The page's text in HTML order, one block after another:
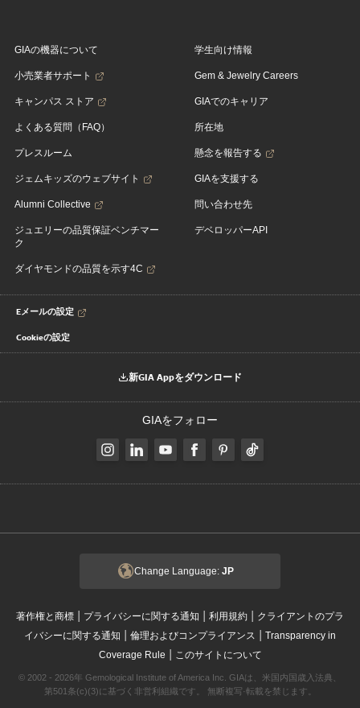
GIAの機器について
小売業者サポート
キャンパス ストア
よくある質問（FAQ）
プレスルーム
ジェムキッズのウェブサイト
Alumni Collective
ジュエリーの品質保証ベンチマー
ク
ダイヤモンドの品質を示す4C
学生向け情報
Gem & Jewelry Careers
GIAでのキャリア
所在地
懸念を報告する
GIAを支援する
問い合わせ先
デベロッパーAPI
Eメールの設定
Cookieの設定
新GIA Appをダウンロード
GIAをフォロー
Change Language: JP
著作権と商標 | プライバシーに関する通知 | 利用規約 | クライアントのプラ
イバシーに関する通知 | 倫理およびコンプライアンス | Transparency in
Coverage Rule | このサイトについて
© 2002 - 2026年 Gemological Institute of America Inc. GIAは、米国内国歳入法典、
第501条(c)(3)に基づく非営利組織です。 無断複写·転載を禁じます。